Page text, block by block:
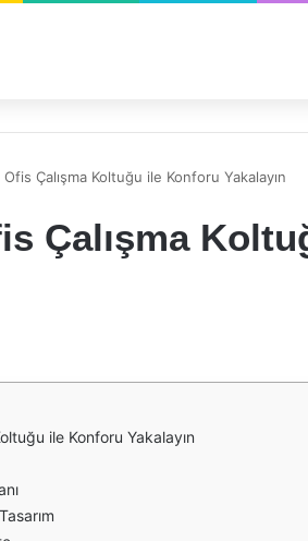
Çalışma Koltuğu ile Konforu Yakalayın
Çalışma
ile Konforu Yakalayın